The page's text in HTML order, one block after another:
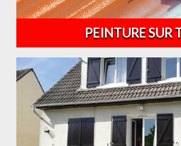
PEINTURE SUR